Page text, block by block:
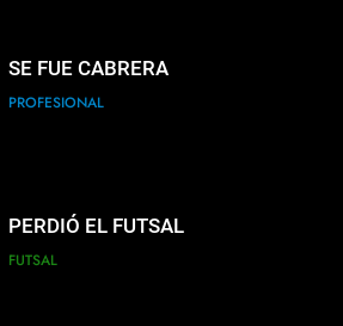
SE FUE CABRERA
PROFESIONAL
PERDIÓ EL FUTSAL
FUTSAL